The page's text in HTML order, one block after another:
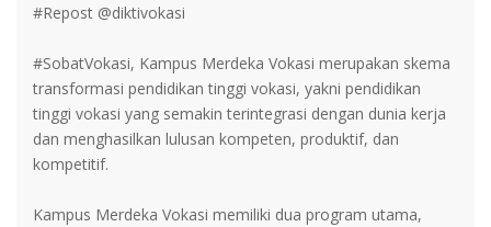
#Repost @diktivokasi
#SobatVokasi, Kampus Merdeka Vokasi merupakan skema
transformasi pendidikan tinggi vokasi, yakni pendidikan
tinggi vokasi yang semakin terintegrasi dengan dunia kerja
dan menghasilkan lulusan kompeten, produktif, dan
kompetitif.
Kampus Merdeka Vokasi memiliki dua program utama,